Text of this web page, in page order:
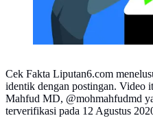
Cek Fakta Liputan6.com
identik dengan postingan. Video
Mahfud MD, @mohmahfudmd
terverifikasi pada 12 Agustus